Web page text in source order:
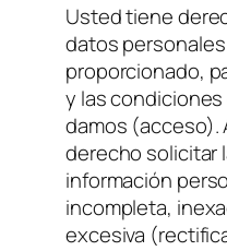
Usted tiene
datos
proporcionado,
y las
damos (acceso).
derecho solicitar
información
incompleta,
excesiva